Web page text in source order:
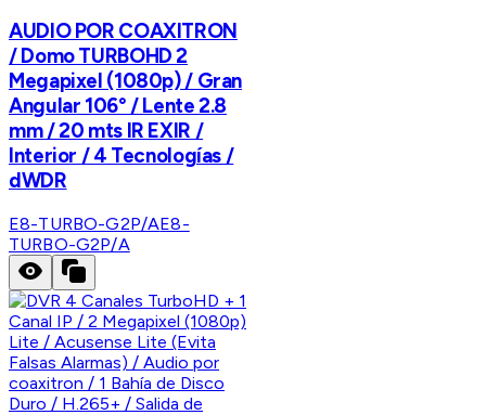
AUDIO POR COAXITRON
/ Domo TURBOHD 2
Megapixel (1080p) / Gran
Angular 106° / Lente 2.8
mm / 20 mts IR EXIR /
Interior / 4 Tecnologías /
dWDR
E8-TURBO-G2P/AE8-
TURBO-G2P/A